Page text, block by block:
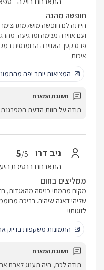
חופשה מהנה
הייתה לנו חופשה
ועם אווירה נעימה ומרגיעה.
פרט קטן. האווירה הרומנטית
איכות
המציאות יותר יפה
תודה על חוות הדעת
ניב דרו 5/5
התארחנו בנסיכת
ממליצים בחום
מקום מהמם! כניסה מהאגדות,
שליהי דאגה שיהיה. בריכה
לזוגות!!
התמונות משקפות בדיוק
תודה לכם, היה תענוג לארח